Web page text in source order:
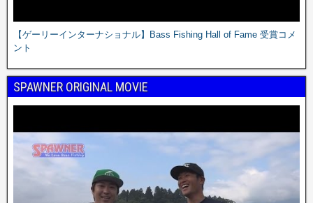
【ゲーリーインターナショナル】Bass Fishing Hall of Fame 受賞コメ
ント
SPAWNER ORIGINAL MOVIE